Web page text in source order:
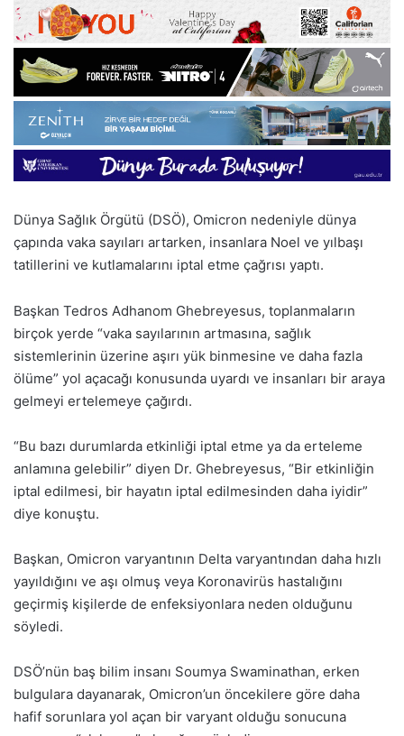
Dünya Sağlık Örgütü (DSÖ), Omicron nedeniyle dünya
çapında vaka sayıları artarken, insanlara Noel ve yılbaşı
tatillerini ve kutlamalarını iptal etme çağrısı yaptı.
Başkan Tedros Adhanom Ghebreyesus, toplanmaların
birçok yerde “vaka sayılarının artmasına, sağlık
sistemlerinin üzerine aşırı yük binmesine ve daha fazla
ölüme” yol açacağı konusunda uyardı ve insanları bir araya
gelmeyi ertelemeye çağırdı.
“Bu bazı durumlarda etkinliği iptal etme ya da erteleme
anlamına gelebilir” diyen Dr. Ghebreyesus, “Bir etkinliğin
iptal edilmesi, bir hayatın iptal edilmesinden daha iyidir”
diye konuştu.
Başkan, Omicron varyantının Delta varyantından daha hızlı
yayıldığını ve aşı olmuş veya Koronavirüs hastalığını
geçirmiş kişilerde de enfeksiyonlara neden olduğunu
söyledi.
DSÖ’nün baş bilim insanı Soumya Swaminathan, erken
bulgulara dayanarak, Omicron’un öncekilere göre daha
hafif sorunlara yol açan bir varyant olduğu sonucuna